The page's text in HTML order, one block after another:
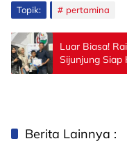
Topik: pertamina
Luar Biasa!
Sijunjung Siap
2026
Berita Lainnya :